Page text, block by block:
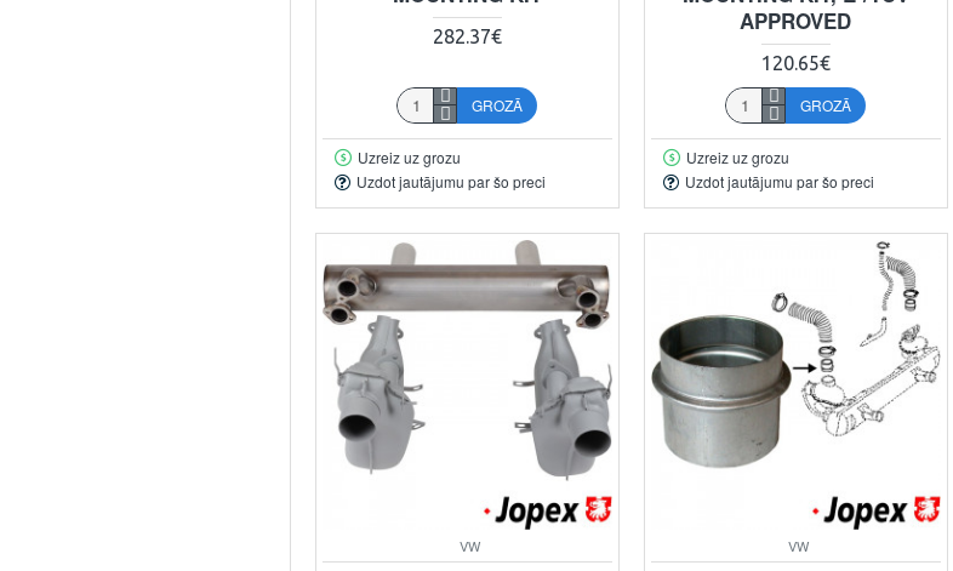
282.37€
GROZĀ
Uzreiz uz grozu
Uzdot jautājumu par šo preci
APPROVED
120.65€
GROZĀ
Uzreiz uz grozu
Uzdot jautājumu par šo preci
VW VW